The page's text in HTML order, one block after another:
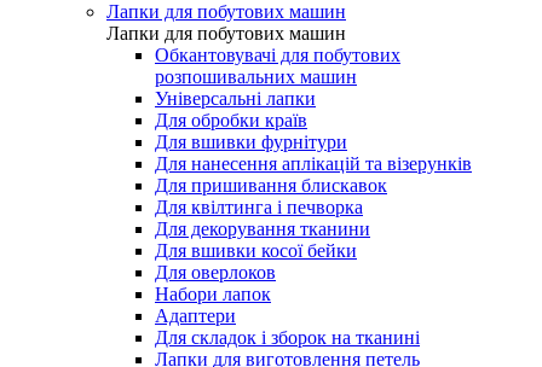
Лапки для побутових машин
Лапки для побутових машин
Обкантовувачі для побутових
розпошивальних машин
Універсальні лапки
Для обробки країв
Для вшивки фурнітури
Для нанесення аплікацій та візерунків
Для пришивання блискавок
Для квілтинга і печворка
Для декорування тканини
Для вшивки косої бейки
Для оверлоков
Набори лапок
Адаптери
Для складок і зборок на тканині
Лапки для виготовлення петель